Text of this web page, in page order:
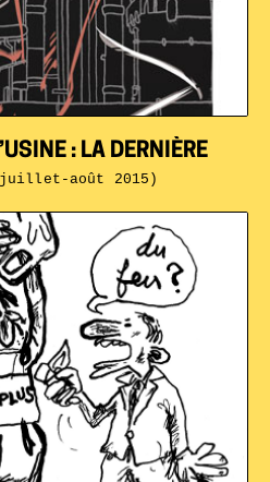
: LA DERNIÈRE
août 2015)